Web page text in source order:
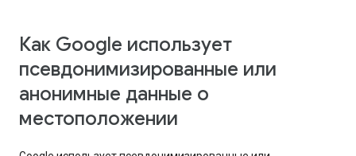
Как Google использует
псевдонимизированные или
анонимные данные о
местоположении